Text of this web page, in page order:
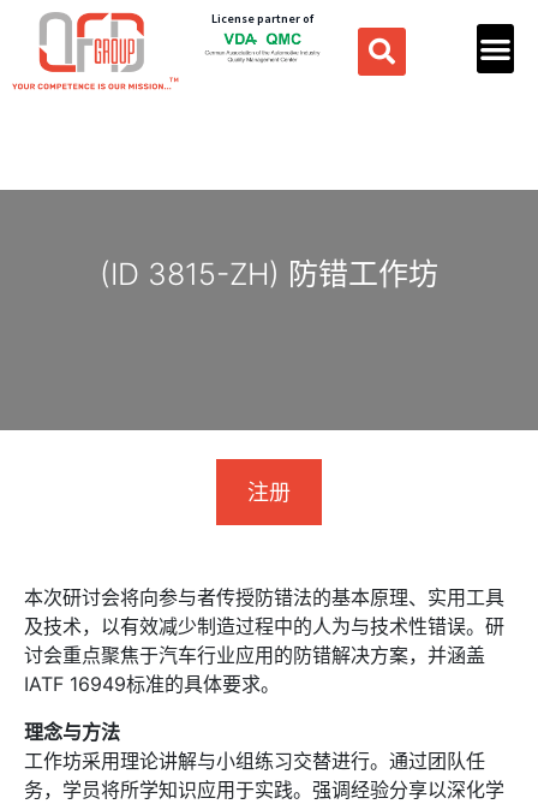
License partner of
(ID 3815-ZH) 防错工作坊
注册
本次研讨会将向参与者传授防错法的基本原理、实用工具
及技术，以有效减少制造过程中的人为与技术性错误。研
讨会重点聚焦于汽车行业应用的防错解决方案，并涵盖
IATF 16949标准的具体要求。
理念与方法
工作坊采用理论讲解与小组练习交替进行。通过团队任
务，学员将所学知识应用于实践。强调经验分享以深化学